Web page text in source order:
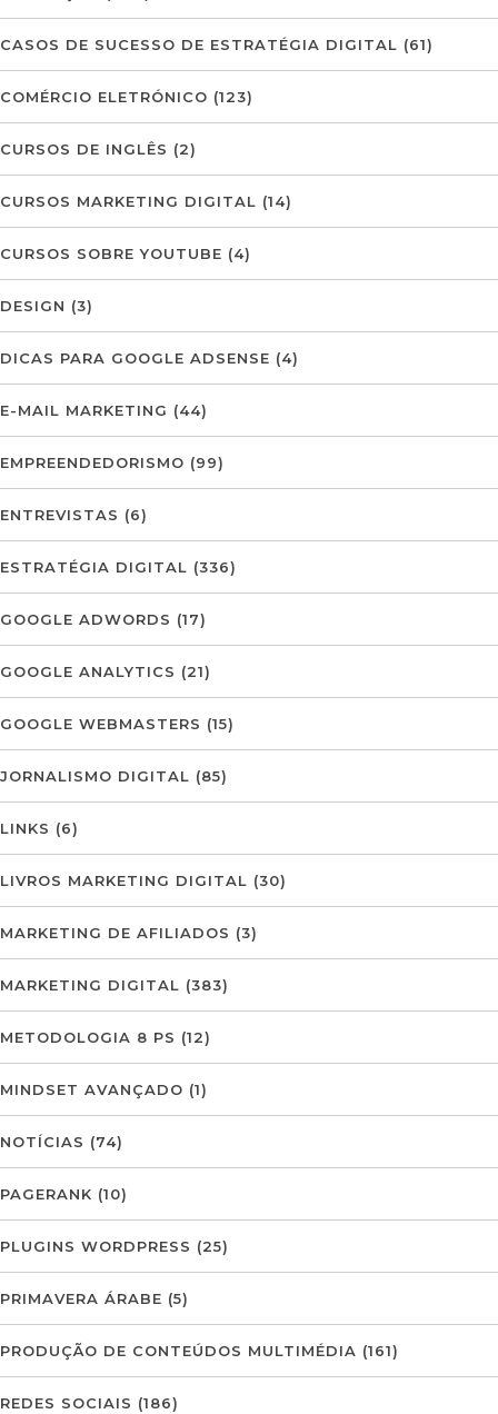
CASOS DE SUCESSO DE ESTRATÉGIA DIGITAL (61)
COMÉRCIO ELETRÓNICO (123)
CURSOS DE INGLÊS (2)
CURSOS MARKETING DIGITAL (14)
CURSOS SOBRE YOUTUBE (4)
DESIGN (3)
DICAS PARA GOOGLE ADSENSE (4)
E-MAIL MARKETING (44)
EMPREENDEDORISMO (99)
ENTREVISTAS (6)
ESTRATÉGIA DIGITAL (336)
GOOGLE ADWORDS (17)
GOOGLE ANALYTICS (21)
GOOGLE WEBMASTERS (15)
JORNALISMO DIGITAL (85)
LINKS (6)
LIVROS MARKETING DIGITAL (30)
MARKETING DE AFILIADOS (3)
MARKETING DIGITAL (383)
METODOLOGIA 8 PS (12)
MINDSET AVANÇADO (1)
NOTÍCIAS (74)
PAGERANK (10)
PLUGINS WORDPRESS (25)
PRIMAVERA ÁRABE (5)
PRODUÇÃO DE CONTEÚDOS MULTIMÉDIA (161)
REDES SOCIAIS (186)